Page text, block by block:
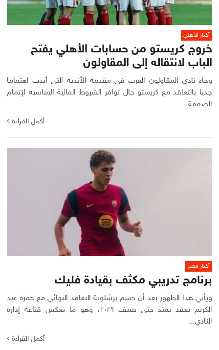
أخبار الأهلي
خروج كريستو من حسابات الأهلي يفتح
الباب لانتقاله إلى المقاولون
وجاء نادي المقاولون العرب في مقدمة الأندية التي أبدت اهتماما
جديا بالتعاقد مع كريستو حال توافر الشروط المالية المناسبة لإتمام
الصفقة.
أكمل القراءة
أخبار مصر
برنامج تدريبي مكثف بقيادة فليك
ويأتي هذا الظهور بعد أن حسم برشلونة التعاقد النهائي مع حمزة عبد
الكريم بعقد يمتد حتى صيف ٢٠٢٩، وهو ما يعكس قناعة إدارة
النادي...
أكمل القراءة